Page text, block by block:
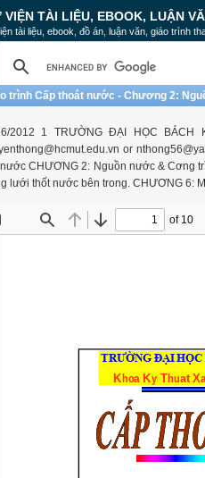
VIỆN TÀI LIỆU, EBOOK, LUẬN
tài liệu, ebook, đồ án, luận văn, giáo trình
trình Cấp thoát nước - Chương 2:
2012 1 TRƯỜNG ĐẠI HỌC BÁCH
or
CHƯƠNG 2: Nguồn nước & Cơng
lưới thốt nước bên trong. CHƯƠNG 6: